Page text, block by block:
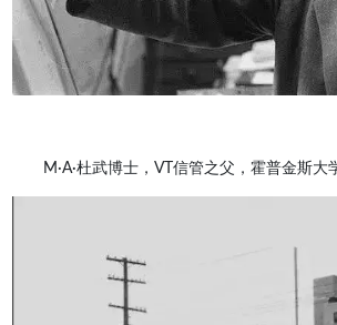
M·A·杜武博士，VT信管之父，霍普金斯大